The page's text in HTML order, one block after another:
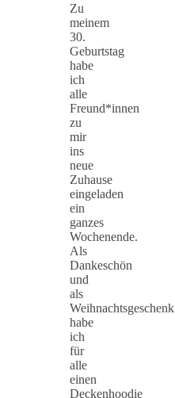
Zu
meinem
30.
Geburtstag
habe
ich
alle
Freund*innen
zu
mir
ins
neue
Zuhause
eingeladen
ein
ganzes
Wochenende.
Als
Dankeschön
und
als
Weihnachtsgeschenk
habe
ich
für
alle
einen
Deckenhoodie